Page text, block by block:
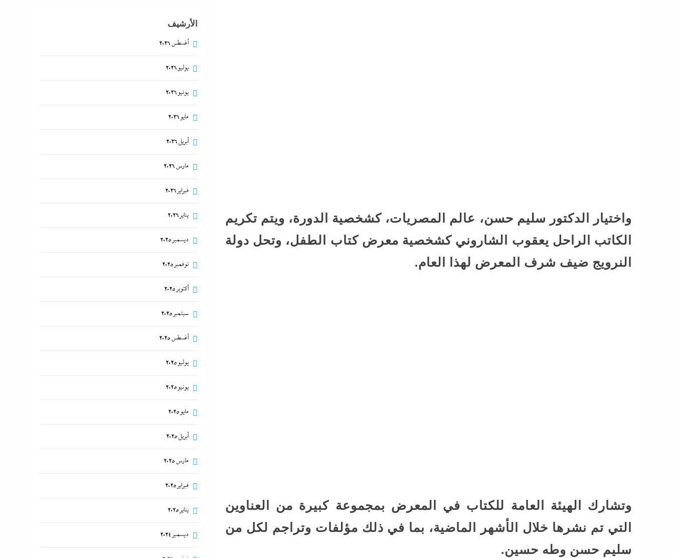
واختيار الدكتور سليم حسن، عالم المصريات، كشخصية الدورة، ويتم تكريم
الكاتب الراحل يعقوب الشاروني كشخصية معرض كتاب الطفل، وتحل دولة
النرويج ضيف شرف المعرض لهذا العام.
وتشارك الهيئة العامة للكتاب في المعرض بمجموعة كبيرة من العناوين
التي تم نشرها خلال الأشهر الماضية، بما في ذلك مؤلفات وتراجم لكل من
سليم حسن وطه حسين.
الأرشيف
أغسطس 2026
يوليو 2026
يونيو 2026
مايو 2026
أبريل 2026
مارس 2026
فبراير 2026
يناير 2026
ديسمبر 2025
نوفمبر 2025
أكتوبر 2025
سبتمبر 2025
أغسطس 2025
يوليو 2025
يونيو 2025
مايو 2025
أبريل 2025
مارس 2025
فبراير 2025
يناير 2025
ديسمبر 2024